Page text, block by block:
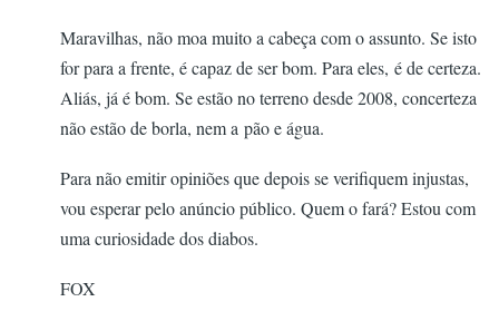
Maravilhas, não moa muito a cabeça com o assunto. Se isto
for para a frente, é capaz de ser bom. Para eles, é de certeza.
Aliás, já é bom. Se estão no terreno desde 2008, concerteza
não estão de borla, nem a pão e água.
Para não emitir opiniões que depois se verifiquem injustas,
vou esperar pelo anúncio público. Quem o fará? Estou com
uma curiosidade dos diabos.
FOX